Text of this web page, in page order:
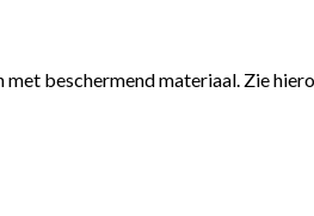
beschermend materiaal. Zie